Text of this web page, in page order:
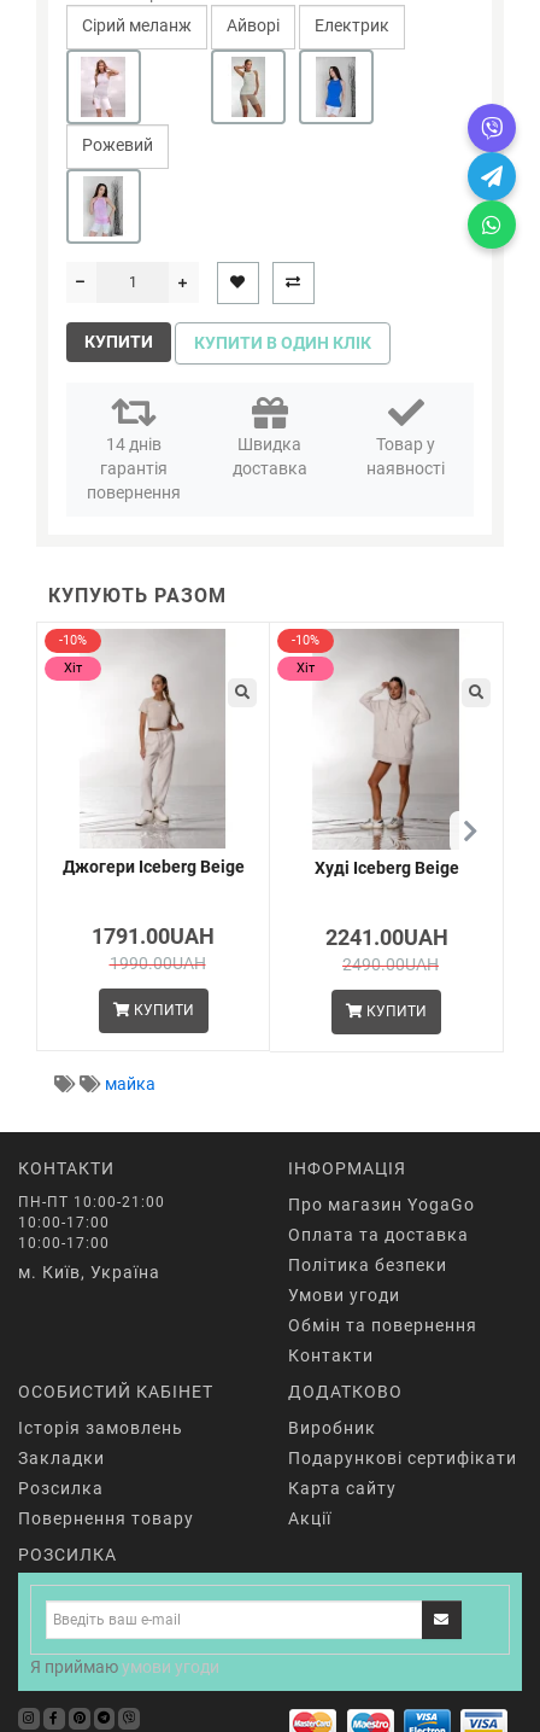
Сірий меланж
Айворi Електрик
Рожевий
КУПИТИ КУПИТИ В ОДИН КЛІК
14 днів
гарантія
повернення
Швидка
доставка
Товар у
наявності
КУПУЮТЬ РАЗОМ
-10%
Хіт
Джогери Iceberg Beige
1791.00UAH
1990.00UAH
КУПИТИ
-10%
Хіт
Худі Iceberg Beige
2241.00UAH
2490.00UAH
КУПИТИ
майка
КОНТАКТИ
ПН-ПТ 10:00-21:00
10:00-17:00
10:00-17:00
м. Київ, Україна
ІНФОРМАЦІЯ
Про магазин YogaGo
Оплата та доставка
Політика безпеки
Умови угоди
Обмін та повернення
Контакти
ОСОБИСТИЙ КАБІНЕТ
Історія замовлень
Закладки
Розсилка
Повернення товару
ДОДАТКОВО
Виробник
Подарункові сертифікати
Карта сайту
Акції
РОЗСИЛКА
Я приймаюумови угоди